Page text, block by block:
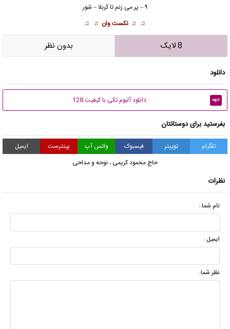
۹ – پر می زنم تا کربلا – شور
♫ ♫ نکست وان ♫ ♫
8 لایک بدون نظر
دانلود
mp3 دانلود آلبوم تکی با کیفیت 128
بفرستید برای دوستانتان
تلگرام توییتر فیسبوک واتس آپ پینترست
ایمیل
حاج محمود کریمی ، نوحه و مداحی
نظرات
نام شما :
ایمیل :
نظر شما: